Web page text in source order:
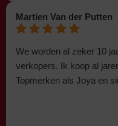
Martien Van der Putten
We worden al zeker 10
verkopers. Ik koop al
Topmerken als Joya en